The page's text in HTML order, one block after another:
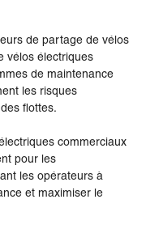
de partage de vélos
vélos électriques
de maintenance
les risques
flottes.
commerciaux
pour les
les opérateurs à
et maximiser le